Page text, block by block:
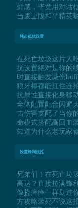
鲜感，毕竟用对话
当废土版和平精英
钝击抵抗设置
在死亡垃圾这片人
抗设置绝对是你的
时直接触发减伤
狼牙棒都能扛住连
抗属性直接化身移
全体配置配合闪避
击伤害支配了当你
命模式搭配高回血
知道为什么老玩家
设置锋利抗性
兄弟们！在死亡垃
高达？直接拉满锋
像挠痒痒一样划过
方攻略装死不说这